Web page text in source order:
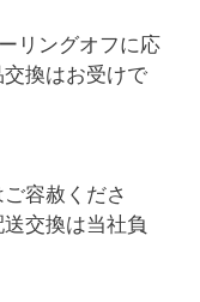
リングオフに応
換はお受けで
容赦くださ
交換は当社負